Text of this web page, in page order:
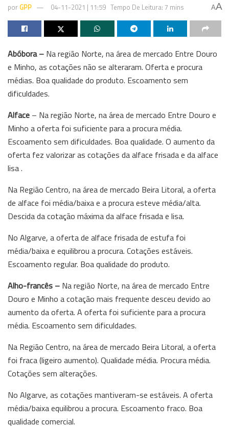
por GPP 04-11-2021 | 11:59 Tempo De Leitura: 7 mins AA
Abóbora – Na região Norte, na área de mercado Entre Douro
e Minho, as cotações não se alteraram. Oferta e procura
médias. Boa qualidade do produto. Escoamento sem
dificuldades.
Alface – Na região Norte, na área de mercado Entre Douro e
Minho a oferta foi suficiente para a procura média.
Escoamento sem dificuldades. Boa qualidade. O aumento da
oferta fez valorizar as cotações da alface frisada e da alface
lisa .
Na Região Centro, na área de mercado Beira Litoral, a oferta
de alface foi média/baixa e a procura esteve média/alta.
Descida da cotação máxima da alface frisada e lisa.
No Algarve, a oferta de alface frisada de estufa foi
média/baixa e equilibrou a procura. Cotações estáveis.
Escoamento regular. Boa qualidade do produto.
Alho-francês – Na região Norte, na área de mercado Entre
Douro e Minho a cotação mais frequente desceu devido ao
aumento da oferta. A oferta foi suficiente para a procura
média. Escoamento sem dificuldades.
Na Região Centro, na área de mercado Beira Litoral, a oferta
foi fraca (ligeiro aumento). Qualidade média. Procura média.
Cotações sem alterações.
No Algarve, as cotações mantiveram-se estáveis. A oferta
média/baixa equilibrou a procura. Escoamento fraco. Boa
qualidade comercial.